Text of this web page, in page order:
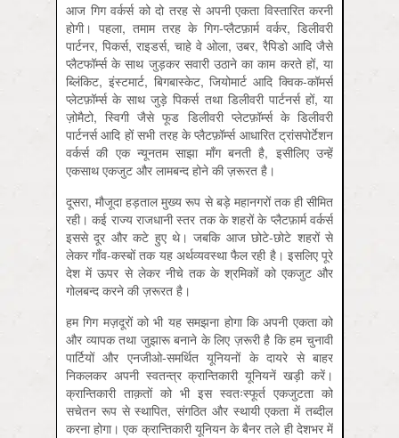
आज गिग वर्कर्स को दो तरह से अपनी एकता विस्तारित करनी
होगी। पहला, तमाम तरह के गिग-प्लैटफ़ार्म वर्कर, डिलीवरी
पार्टनर, पिकर्स, राइडर्स, चाहे वे ओला, उबर, रैपिडो आदि जैसे
प्लैटफॉर्म्स के साथ जुड़कर सवारी उठाने का काम करते हों, या
ब्लिंकिट, इंस्टमार्ट, बिगबास्केट, जियोमार्ट आदि क्विक-कॉमर्स
प्लेटफ़ॉर्म्स के साथ जुड़े पिकर्स तथा डिलीवरी पार्टनर्स हों, या
ज़ोमैटो, स्विगी जैसे फूड डिलीवरी प्लेटफ़ॉर्म्स के डिलीवरी
पार्टनर्स आदि हों सभी तरह के प्लैटफ़ॉर्म्स आधारित ट्रांसपोर्टेशन
वर्कर्स की एक न्यूनतम साझा माँग बनती है, इसीलिए उन्हें
एकसाथ एकजुट और लामबन्द होने की ज़रूरत है।
दूसरा, मौजूदा हड़ताल मुख्य रूप से बड़े महानगरों तक ही सीमित
रही। कई राज्य राजधानी स्तर तक के शहरों के प्लैटफ़ार्म वर्कर्स
इससे दूर और कटे हुए थे। जबकि आज छोटे-छोटे शहरों से
लेकर गाँव-कस्बों तक यह अर्थव्यवस्था फैल रही है। इसलिए पूरे
देश में ऊपर से लेकर नीचे तक के श्रमिकों को एकजुट और
गोलबन्द करने की ज़रूरत है।
हम गिग मज़दूरों को भी यह समझना होगा कि अपनी एकता को
और व्यापक तथा जुझारू बनाने के लिए ज़रूरी है कि हम चुनावी
पार्टियों और एनजीओ-समर्थित यूनियनों के दायरे से बाहर
निकलकर अपनी स्वतन्त्र क्रान्तिकारी यूनियनें खड़ी करें।
क्रान्तिकारी ताक़तों को भी इस स्वतःस्फूर्त एकजुटता को
सचेतन रूप से स्थापित, संगठित और स्थायी एकता में तब्दील
करना होगा। एक क्रान्तिकारी यूनियन के बैनर तले ही देशभर में